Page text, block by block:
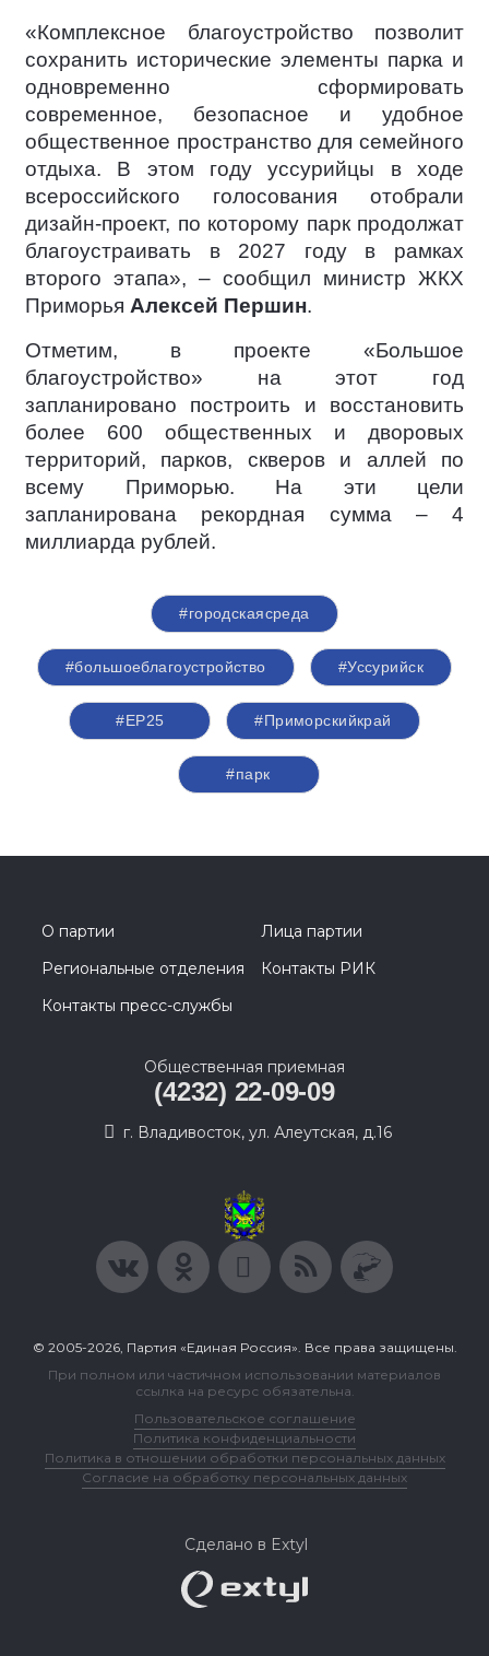
«Комплексное благоустройство позволит
сохранить исторические элементы парка и
одновременно сформировать
современное, безопасное и удобное
общественное пространство для семейного
отдыха. В этом году уссурийцы в ходе
всероссийского голосования отобрали
дизайн-проект, по которому парк продолжат
благоустраивать в 2027 году в рамках
второго этапа», – сообщил министр ЖКХ
Приморья Алексей Першин.
Отметим, в проекте «Большое
благоустройство» на этот год
запланировано построить и восстановить
более 600 общественных и дворовых
территорий, парков, скверов и аллей по
всему Приморью. На эти цели
запланирована рекордная сумма – 4
миллиарда рублей.
#городскаясреда
#большоеблагоустройство #Уссурийск
#ЕР25 #Приморскийкрай
#парк
О партии
Лица партии
Региональные отделения
Контакты РИК
Контакты пресс-службы
Общественная приемная
(4232) 22-09-09
г. Владивосток, ул. Алеутская, д.16
© 2005-2026, Партия «Единая Россия». Все права защищены.
При полном или частичном использовании материалов
ссылка на ресурс обязательна.
Пользовательское соглашение
Политика конфиденциальности
Политика в отношении обработки персональных данных
Согласие на обработку персональных данных
Сделано в Extyl